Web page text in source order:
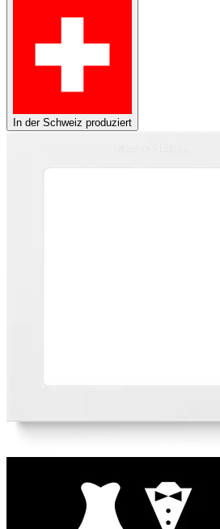
In der Schweiz produziert